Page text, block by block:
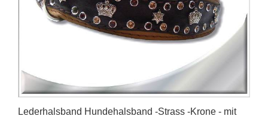
Lederhalsband Hundehalsband -Strass -Krone - mit